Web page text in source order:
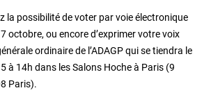
la possibilité de voter par voie électronique
octobre, ou encore d’exprimer votre voix
ordinaire de l’ADAGP qui se tiendra le
à 14h dans les Salons Hoche à Paris (9
Paris).